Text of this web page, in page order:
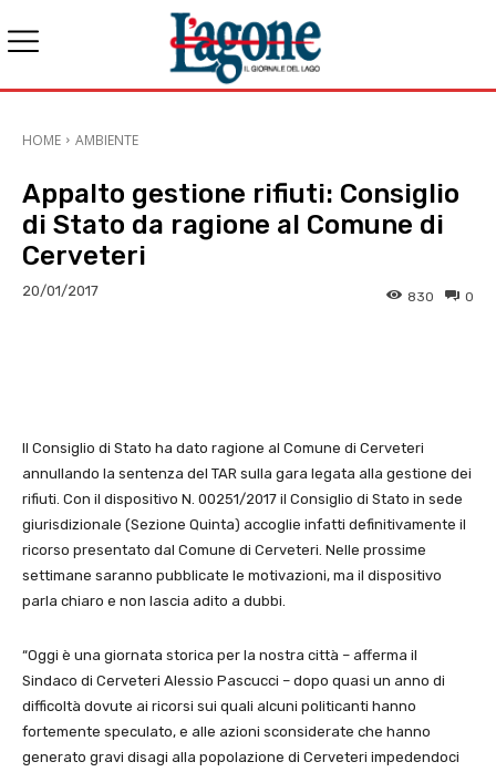
HOME AMBIENTE
Appalto gestione rifiuti: Consiglio
di Stato da ragione al Comune di
Cerveteri
20/01/2017 0
830
Il Consiglio di Stato ha dato ragione al Comune di Cerveteri
annullando la sentenza del TAR sulla gara legata alla gestione dei
rifiuti. Con il dispositivo N. 00251/2017 il Consiglio di Stato in sede
giurisdizionale (Sezione Quinta) accoglie infatti definitivamente il
ricorso presentato dal Comune di Cerveteri. Nelle prossime
settimane saranno pubblicate le motivazioni, ma il dispositivo
parla chiaro e non lascia adito a dubbi.
“Oggi è una giornata storica per la nostra città – afferma il
Sindaco di Cerveteri Alessio Pascucci – dopo quasi un anno di
difficoltà dovute ai ricorsi sui quali alcuni politicanti hanno
fortemente speculato, e alle azioni sconsiderate che hanno
generato gravi disagi alla popolazione di Cerveteri impedendoci